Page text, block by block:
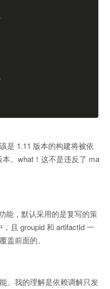
是 1.11 版本的构建将被依
。what！这不是违反了 ma
能，默认采用的是复写的策
且 groupid 和 artifactId 一
盖前面的。
。我的理解是依赖调解只发